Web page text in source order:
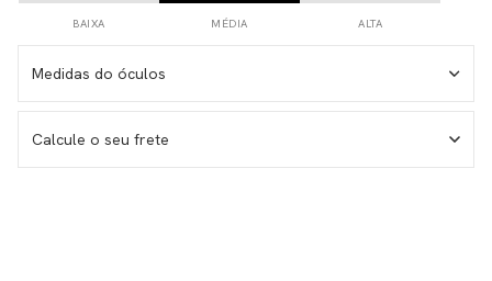
BAIXA MÉDIA ALTA
Medidas do óculos
Medida da lente – 53 mm
Medida do frontal total – 143 mm
Calcule o seu frete